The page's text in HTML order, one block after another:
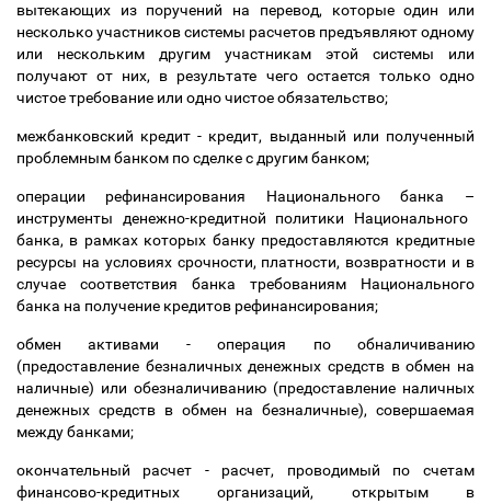
вытекающих из поручений на перевод, которые один или
несколько участников системы расчетов предъявляют одному
или нескольким другим участникам этой системы или
получают от них, в результате чего остается только одно
чистое требование или одно чистое обязательство;
межбанковский кредит - кредит, выданный или полученный
проблемным банком по сделке с другим банком;
операции рефинансирования Национального банка –
инструменты денежно-кредитной политики Национального
банка, в рамках которых банку предоставляются кредитные
ресурсы на условиях срочности, платности, возвратности и в
случае соответствия банка требованиям Национального
банка на получение кредитов рефинансирования;
обмен активами - операция по обналичиванию
(предоставление безналичных денежных средств в обмен на
наличные) или обезналичиванию (предоставление наличных
денежных средств в обмен на безналичные), совершаемая
между банками;
окончательный расчет - расчет, проводимый по счетам
финансово-кредитных организаций, открытым в